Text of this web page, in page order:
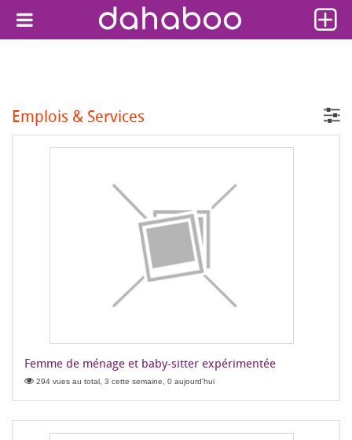
Emplois & Services
Femme de ménage et baby-sitter expérimentée
294 vues au total, 3 cette semaine, 0 aujourd'hui